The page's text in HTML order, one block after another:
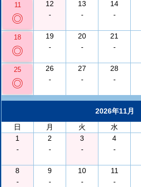
11
◎
12
-
13
-
14
-
18
◎
19
-
20
-
21
-
25
◎
26
-
27
-
28
-
2026年11月
日
月 火 水
1
-
2
-
3
-
4
-
8
-
9
-
10
-
11
-